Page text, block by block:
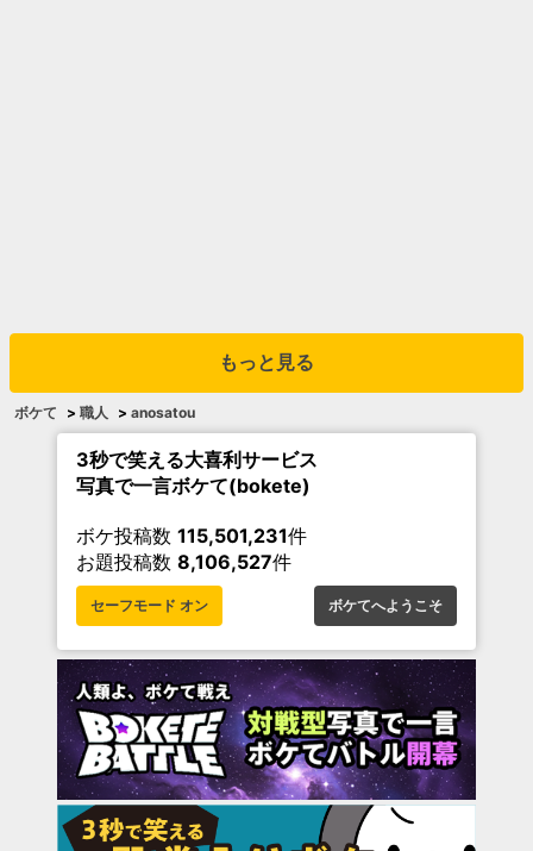
もっと見る
ボケて > 職人 > anosatou
3秒で笑える大喜利サービス
写真で一言ボケて(bokete)
ボケ投稿数 115,501,231件
お題投稿数 8,106,527件
セーフモード オン ボケてへようこそ